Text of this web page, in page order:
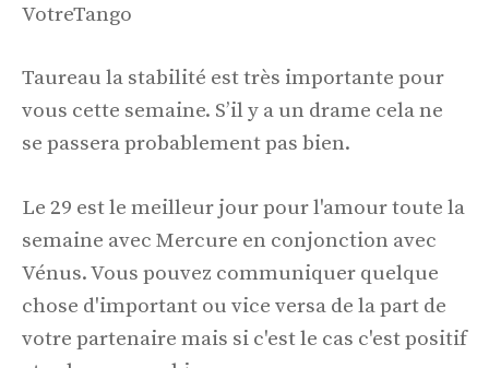
VotreTango
Taureau la stabilité est très importante pour
vous cette semaine. S’il y a un drame cela ne
se passera probablement pas bien.
Le 29 est le meilleur jour pour l'amour toute la
semaine avec Mercure en conjonction avec
Vénus. Vous pouvez communiquer quelque
chose d'important ou vice versa de la part de
votre partenaire mais si c'est le cas c'est positif